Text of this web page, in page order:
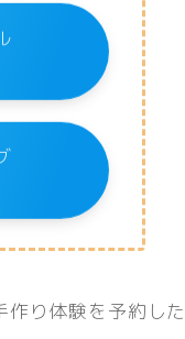
り体験を予約した